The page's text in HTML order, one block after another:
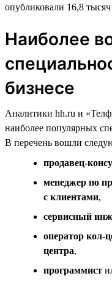
опубликовали 16,8
Наиболее
бизнесе
Аналитики hh.ru и
наиболее популярных
В перечень вошли
продавец-
менеджер по
с клиентами,
сервисный
оператор кол-
центра,
программист